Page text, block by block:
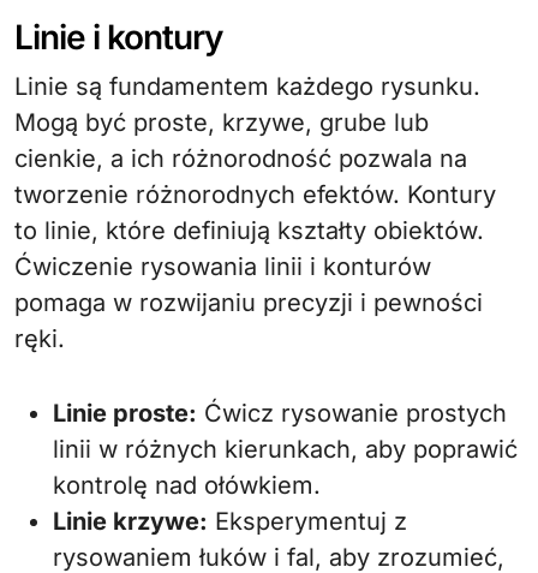
Linie i kontury
Linie są fundamentem każdego rysunku.
Mogą być proste, krzywe, grube lub
cienkie, a ich różnorodność pozwala na
tworzenie różnorodnych efektów. Kontury
to linie, które definiują kształty obiektów.
Ćwiczenie rysowania linii i konturów
pomaga w rozwijaniu precyzji i pewności
ręki.
Linie proste: Ćwicz rysowanie prostych
linii w różnych kierunkach, aby poprawić
kontrolę nad ołówkiem.
Linie krzywe: Eksperymentuj z
rysowaniem łuków i fal, aby zrozumieć,